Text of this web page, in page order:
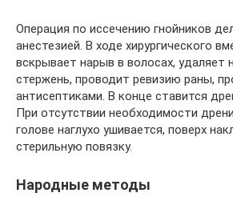
Операция по иссечению гнойников
анестезией. В ходе хирургического
вскрывает нарыв в волосах, удаляет
стержень, проводит ревизию раны,
антисептиками. В конце ставится
При отсутствии необходимости
голове наглухо ушивается, поверх
стерильную повязку.
Народные методы